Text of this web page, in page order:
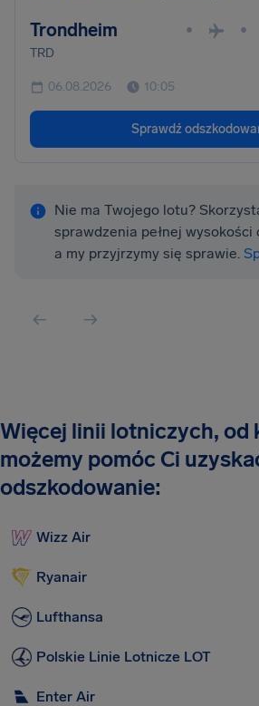
Trondheim • •
TRD
06.08.2026 10:05
Sprawdź
Nie ma Twojego lotu?
sprawdzenia pełnej wysokości
a my przyjrzymy się sprawie.
Więcej linii lotniczych, od
możemy pomóc Ci
odszkodowanie:
Wizz Air
Ryanair
Lufthansa
Polskie Linie Lotnicze LOT
Enter Air